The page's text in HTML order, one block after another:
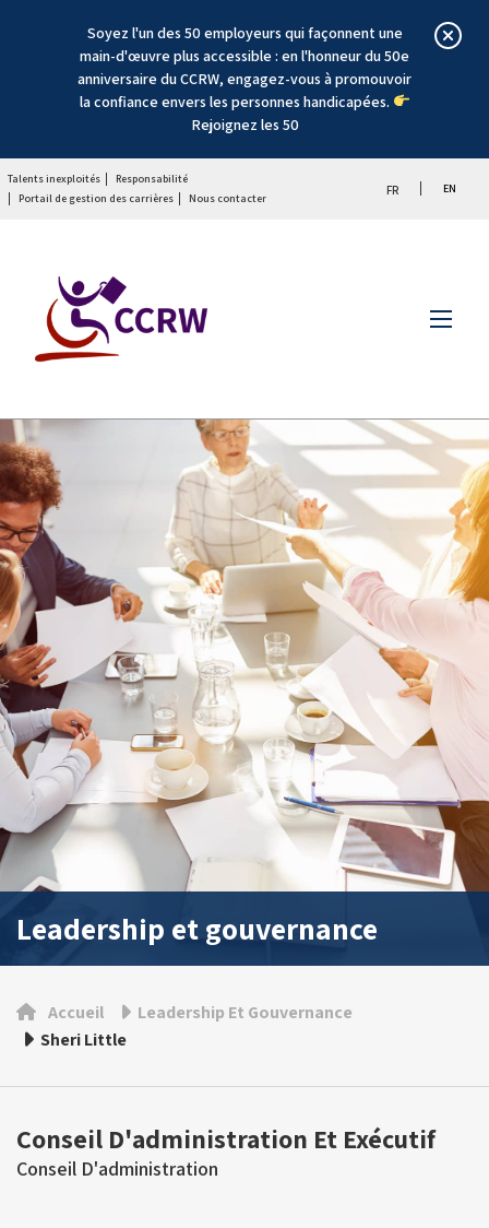
Soyez l'un des 50 employeurs qui façonnent une
main-d'œuvre plus accessible : en l'honneur du 50e
anniversaire du CCRW, engagez-vous à promouvoir
la confiance envers les personnes handicapées.
Rejoignez les 50
Talents inexploités
Responsabilité
Portail de gestion des carrières
Nous contacter
FR EN
Menu
Leadership et gouvernance
Accueil
Leadership Et Gouvernance
Sheri Little
Conseil D'administration Et Exécutif
Conseil D'administration